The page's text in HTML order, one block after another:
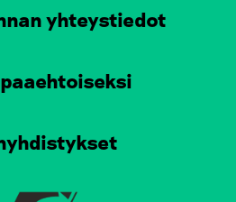
yhteystiedot